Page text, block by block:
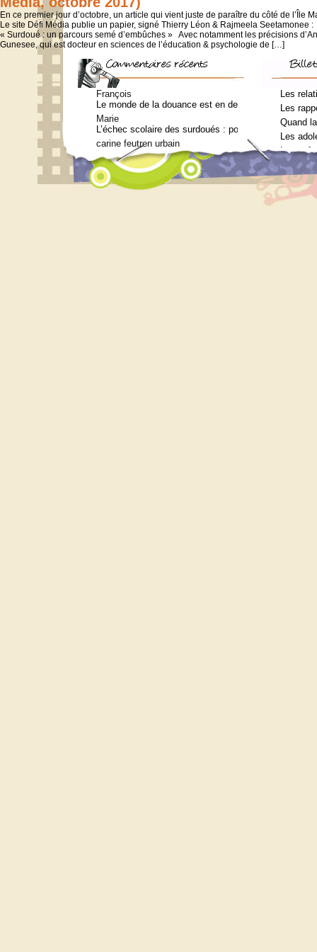
En ce premier jour d’octobre, un article qui vient juste de paraître du côté de l’Île
Le site Défi Média publie un papier, signé Thierry Léon & Rajmeela Seetamonee :
« Surdoué : un parcours semé d’embûches » Avec notamment les précisions
Gunesee, qui est docteur en sciences de l’éducation & psychologie de […]
François
Le monde de la douance est en deuil : Jean-Charles
Marie
L’échec scolaire des surdoués : pourquoi ? (Journal
carine feutren urbain
Petit lexique en lien avec le surdouement à l’usage
Marie
Qui consulter pour un bilan psychométrique ?
Siouplet
Qui consulter pour un bilan psychométrique ?
Les
Les
Quand
Les
Les